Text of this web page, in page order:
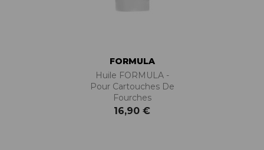
FORMULA
Huile FORMULA -
Pour Cartouches De
Fourches
16,90 €